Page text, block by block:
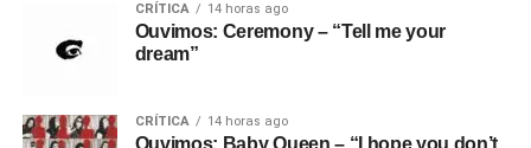
CRÍTICA 14 horas ago
Ouvimos: Ceremony – “Tell me your
dream”
CRÍTICA 14 horas ago
Ouvimos: Baby Queen – “I hope you don’t